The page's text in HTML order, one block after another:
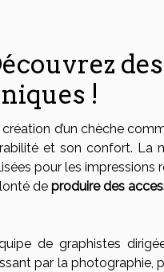
!
création d’un chèche
et son confort. La
pour les impressions
de produire des
de graphistes
par la photographie,